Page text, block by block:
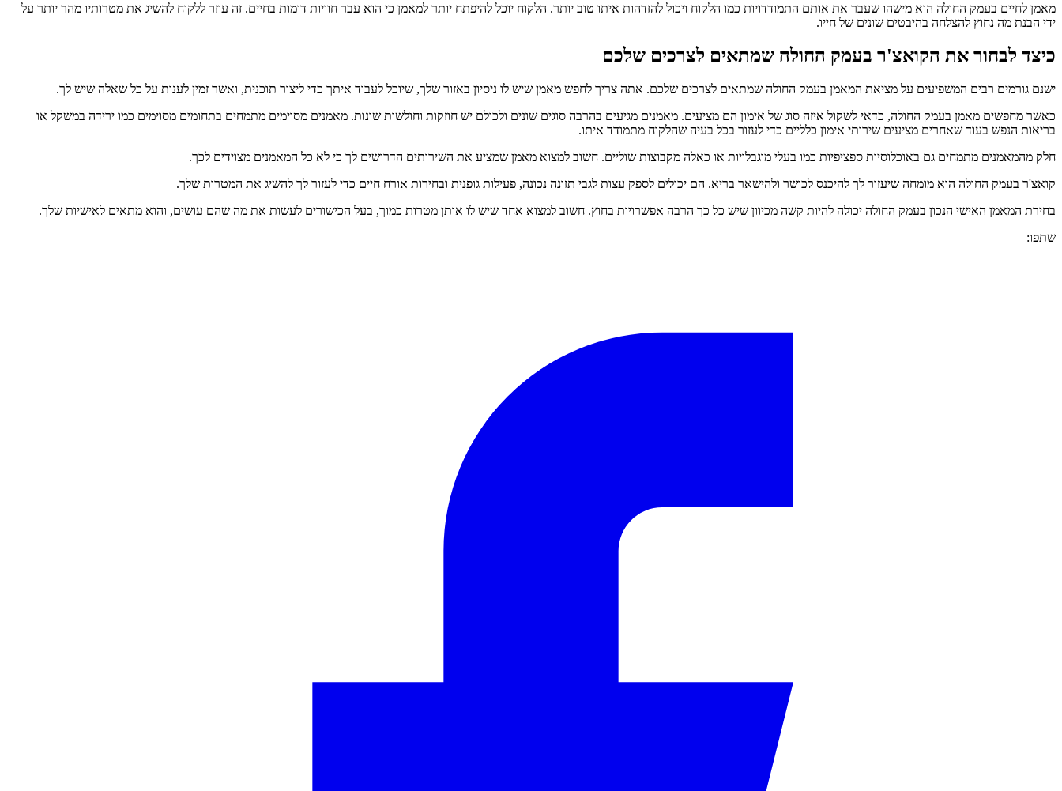
מאמן לחיים בעמק החולה הוא מישהו שעבר את אותם התמודדויות כמו הלקוח ויכול להזדהות איתו טוב יותר. הלקוח יוכל להיפתח יותר למאמן כי הוא עבר חוויות דומות בחיים. זה עוזר ללקוח להשיג את מטרותיו מהר יותר על
ידי הבנת מה נחוץ להצלחה בהיבטים שונים של חייו.
כיצד לבחור את הקואצ'ר בעמק החולה שמתאים לצרכים שלכם
ישנם גורמים רבים המשפיעים על מציאת המאמן בעמק החולה שמתאים לצרכים שלכם. אתה צריך לחפש מאמן שיש לו ניסיון באזור שלך, שיוכל לעבוד איתך כדי ליצור תוכנית, ואשר זמין לענות על כל שאלה שיש לך.
כאשר מחפשים מאמן בעמק החולה, כדאי לשקול איזה סוג של אימון הם מציעים. מאמנים מגיעים בהרבה סוגים שונים ולכולם יש חוזקות וחולשות שונות. מאמנים מסוימים מתמחים בתחומים מסוימים כמו ירידה במשקל או
בריאות הנפש בעוד שאחרים מציעים שירותי אימון כלליים כדי לעזור בכל בעיה שהלקוח מתמודד איתו.
חלק מהמאמנים מתמחים גם באוכלוסיות ספציפיות כמו בעלי מוגבלויות או כאלה מקבוצות שוליים. חשוב למצוא מאמן שמציע את השירותים הדרושים לך כי לא כל המאמנים מצוידים לכך.
קואצ'ר בעמק החולה הוא מומחה שיעזור לך להיכנס לכושר ולהישאר בריא. הם יכולים לספק עצות לגבי תזונה נכונה, פעילות גופנית ובחירות אורח חיים כדי לעזור לך להשיג את המטרות שלך.
בחירת המאמן האישי הנכון בעמק החולה יכולה להיות קשה מכיוון שיש כל כך הרבה אפשרויות בחוץ. חשוב למצוא אחד שיש לו אותן מטרות כמוך, בעל הכישורים לעשות את מה שהם עושים, והוא מתאים לאישיות שלך.
שתפו: